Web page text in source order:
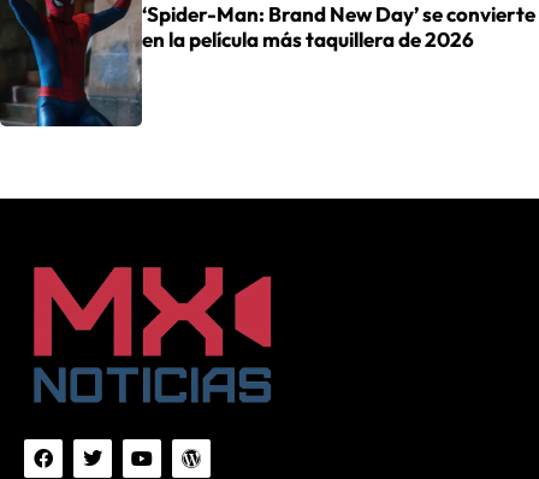
‘Spider-Man: Brand New Day’ se convierte
en la película más taquillera de 2026